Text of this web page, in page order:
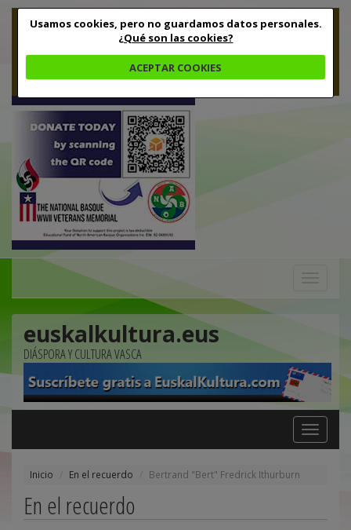
Usamos cookies, pero no guardamos datos personales.
¿Qué son las cookies?
ACEPTAR COOKIES
euskalkultura.eus
DIÁSPORA Y CULTURA VASCA
Toggle
navigation
Inicio En el recuerdo Bertrand "Bert" Fredrick Ithurburn
En el recuerdo